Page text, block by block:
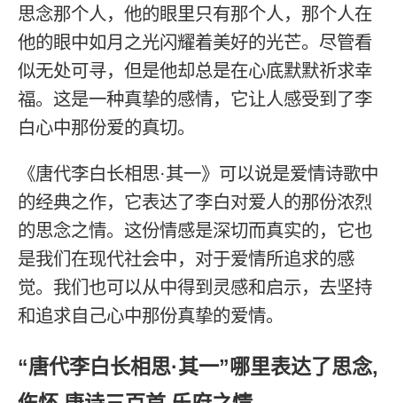
思念那个人，他的眼里只有那个人，那个人在
他的眼中如月之光闪耀着美好的光芒。尽管看
似无处可寻，但是他却总是在心底默默祈求幸
福。这是一种真挚的感情，它让人感受到了李
白心中那份爱的真切。
《唐代李白长相思·其一》可以说是爱情诗歌中
的经典之作，它表达了李白对爱人的那份浓烈
的思念之情。这份情感是深切而真实的，它也
是我们在现代社会中，对于爱情所追求的感
觉。我们也可以从中得到灵感和启示，去坚持
和追求自己心中那份真挚的爱情。
“唐代李白长相思·其一”哪里表达了思念,